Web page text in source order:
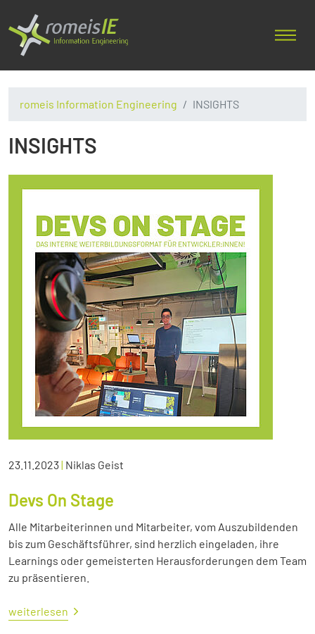
romeis Information Engineering INSIGHTS
INSIGHTS
23.11.2023| Niklas Geist
Devs On Stage
Alle Mitarbeiterinnen und Mitarbeiter, vom Auszubildenden
bis zum Geschäftsführer, sind herzlich eingeladen, ihre
Learnings oder gemeisterten Herausforderungen dem Team
zu präsentieren.
weiterlesen